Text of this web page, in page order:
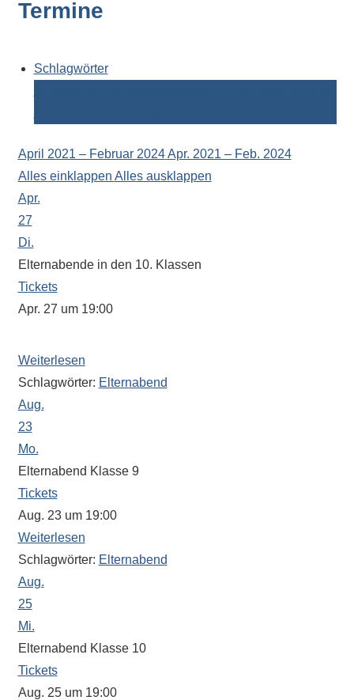
Kontaktdaten,
Zusammensetzung
oder
zur
Ausstattung
der
wir
versuchen
auf
alle
Antworten
zu
gibt
es
viele
Beiträge
zu
den
Aktivitäten
an
unserer
Schule.
Ob
Sprach-,
Termine
Schlagwörter
April 2021 – Februar 2024 Apr. 2021 – Feb. 2024
Alles einklappen Alles ausklappen
Apr.
27
Di.
Elternabende in den 10. Klassen
Tickets
Apr. 27 um 19:00
Weiterlesen
Schlagwörter: Elternabend
Aug.
23
Mo.
Elternabend Klasse 9
Tickets
Aug. 23 um 19:00
Weiterlesen
Schlagwörter: Elternabend
Aug.
25
Mi.
Elternabend Klasse 10
Tickets
Aug. 25 um 19:00